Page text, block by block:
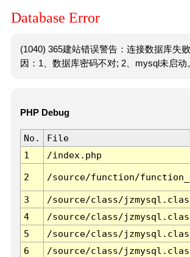
Database Error
(1040) 365建站错误警告：连接数据库失
因：1、数据库密码不对; 2、mysql未启动
PHP Debug
No. File
1
/index.php
2 /source/function/
3 /source/class/
4
/source/class/
5
/source/class/
6
/source/class/